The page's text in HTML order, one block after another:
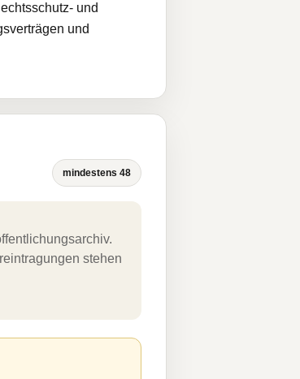
und
und
mindestens 48
stehen